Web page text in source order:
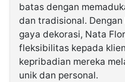
batas dengan
dan tradisional.
gaya dekorasi, Nata
fleksibilitas kepada
kepribadian mereka
unik dan personal.